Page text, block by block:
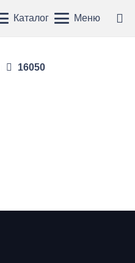
Каталог Меню
16050